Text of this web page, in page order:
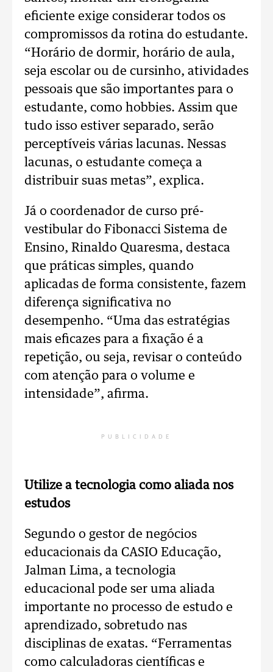
eficiente exige considerar todos os
compromissos da rotina do estudante.
“Horário de dormir, horário de aula,
seja escolar ou de cursinho, atividades
pessoais que são importantes para o
estudante, como hobbies. Assim que
tudo isso estiver separado, serão
perceptíveis várias lacunas. Nessas
lacunas, o estudante começa a
distribuir suas metas”, explica.
Já o coordenador de curso pré-
vestibular do Fibonacci Sistema de
Ensino, Rinaldo Quaresma, destaca
que práticas simples, quando
aplicadas de forma consistente, fazem
diferença significativa no
desempenho. “Uma das estratégias
mais eficazes para a fixação é a
repetição, ou seja, revisar o conteúdo
com atenção para o volume e
intensidade”, afirma.
PUBLICIDADE
Utilize a tecnologia como aliada nos
estudos
Segundo o gestor de negócios
educacionais da CASIO Educação,
Jalman Lima, a tecnologia
educacional pode ser uma aliada
importante no processo de estudo e
aprendizado, sobretudo nas
disciplinas de exatas. “Ferramentas
como calculadoras científicas e